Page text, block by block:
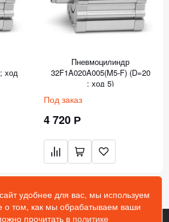
ход
Пневмоцилиндр
32F1A020A005(M5-F) (D=20
; ход 5)
Под заказ
4 720 Р
удобнее для вас, мы используем
о том, как мы обрабатываем ваши
прочитать в политике